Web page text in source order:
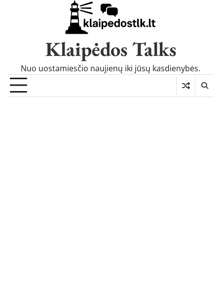
Klaipėdos Talks
Nuo uostamiesčio naujienų iki jūsų kasdienybės.